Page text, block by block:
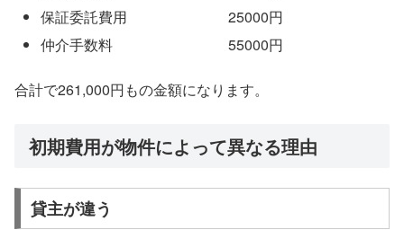
保証委託費用 25000円
仲介手数料 55000円
合計で261,000円もの金額になります。
初期費用が物件によって異なる理由
貸主が違う